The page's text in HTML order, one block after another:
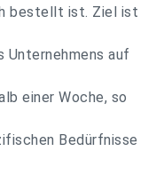
bestellt ist. Ziel ist
Unternehmens auf
einer Woche, so
Bedürfnisse